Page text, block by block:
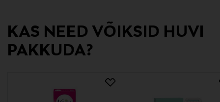
KAS NEED VÕIKSID HUVI
PAKKUDA?